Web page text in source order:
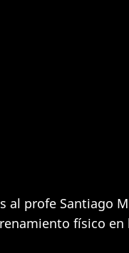
al profe Santiago
físico en